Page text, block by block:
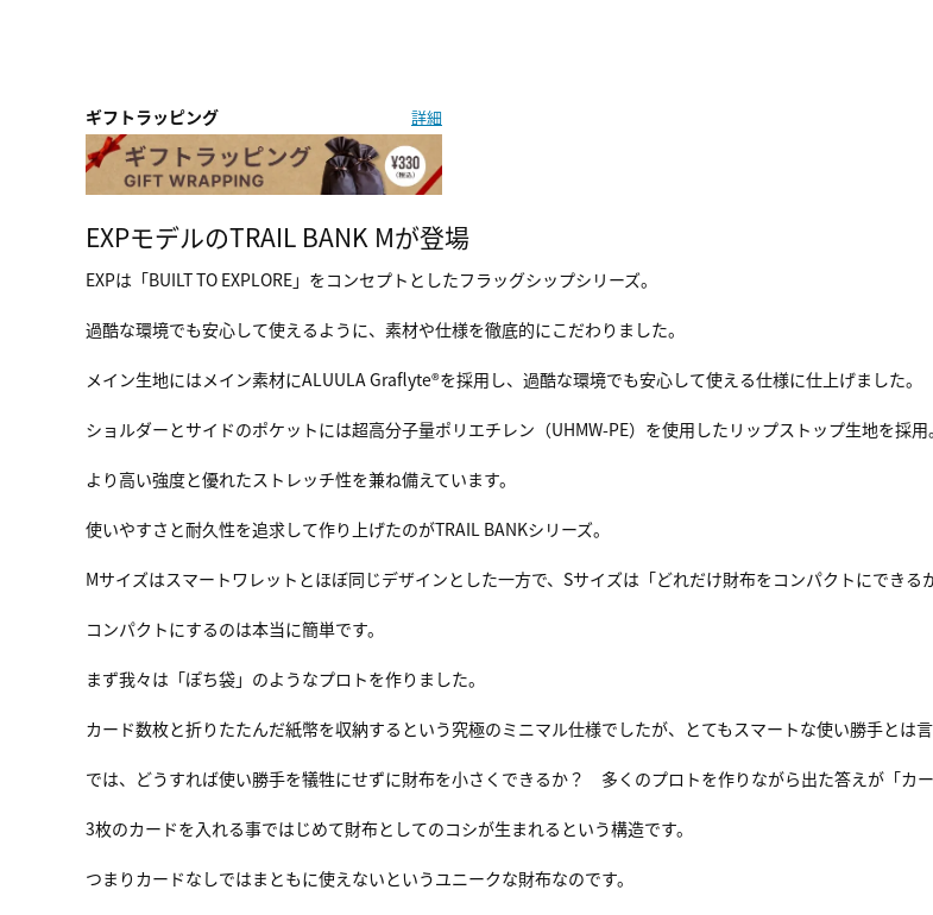
ギフトラッピング 詳細
EXPモデルのTRAIL BANK Mが登場
EXPは「BUILT TO EXPLORE」をコンセプトとしたフラッグシップシリーズ。
過酷な環境でも安心して使えるように、素材や仕様を徹底的にこだわりました。
メイン生地にはメイン素材にALUULA Graflyte®を採用し、過酷な環境でも安心して使える仕様に仕上げました。
ショルダーとサイドのポケットには超高分子量ポリエチレン（UHMW-PE）を使用したリップストップ生地を採用。
より高い強度と優れたストレッチ性を兼ね備えています。
使いやすさと耐久性を追求して作り上げたのがTRAIL BANKシリーズ。
Mサイズはスマートワレットとほぼ同じデザインとした一方で、Sサイズは「どれだけ財布をコンパクトにできる
コンパクトにするのは本当に簡単です。
まず我々は「ぽち袋」のようなプロトを作りました。
カード数枚と折りたたんだ紙幣を収納するという究極のミニマル仕様でしたが、とてもスマートな使い勝手とは言
では、どうすれば使い勝手を犠牲にせずに財布を小さくできるか？ 多くのプロトを作りながら出た答えが「カ
3枚のカードを入れる事ではじめて財布としてのコシが生まれるという構造です。
つまりカードなしではまともに使えないというユニークな財布なのです。